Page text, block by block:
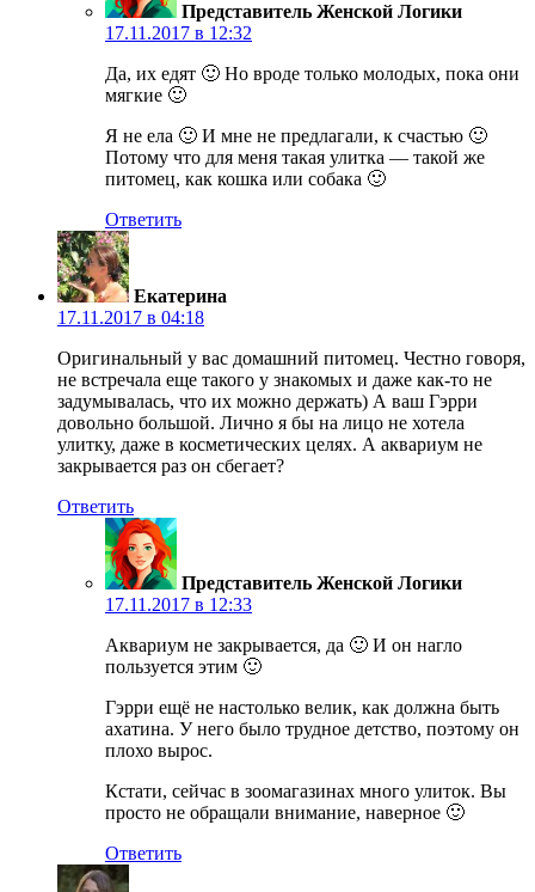
Представитель Женской Логики
17.11.2017 в 12:32
Да, их едят 🙂 Но вроде только молодых, пока они
мягкие 🙂
Я не ела 🙂 И мне не предлагали, к счастью 🙂
Потому что для меня такая улитка — такой же
питомец, как кошка или собака 🙂
Ответить
Екатерина
17.11.2017 в 04:18
Оригинальный у вас домашний питомец. Честно говоря,
не встречала еще такого у знакомых и даже как-то не
задумывалась, что их можно держать) А ваш Гэрри
довольно большой. Лично я бы на лицо не хотела
улитку, даже в косметических целях. А аквариум не
закрывается раз он сбегает?
Ответить
Представитель Женской Логики
17.11.2017 в 12:33
Аквариум не закрывается, да 🙂 И он нагло
пользуется этим 🙂
Гэрри ещё не настолько велик, как должна быть
ахатина. У него было трудное детство, поэтому он
плохо вырос.
Кстати, сейчас в зоомагазинах много улиток. Вы
просто не обращали внимание, наверное 🙂
Ответить